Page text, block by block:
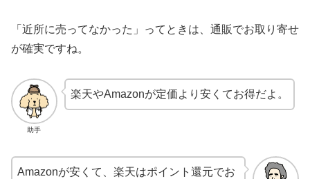
「近所に売ってなかった」ってときは、通販でお取り寄せ
が確実ですね。
助手
楽天やAmazonが定価より安くてお得だよ。
Amazonが安くて、楽天はポイント還元でお